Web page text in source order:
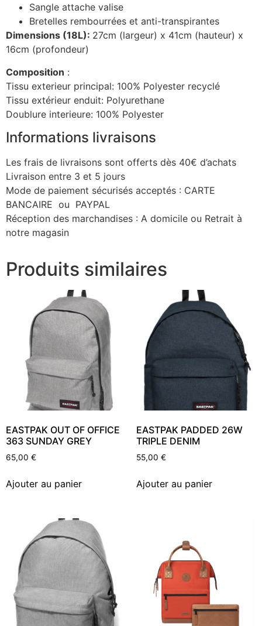
Sangle attache valise
Bretelles rembourrées et anti-transpirantes
Dimensions (18L): 27cm (largeur) x 41cm (hauteur) x
16cm (profondeur)
Composition :
Tissu exterieur principal: 100% Polyester recyclé
Tissu extérieur enduit: Polyurethane
Doublure interieure: 100% Polyester
Informations livraisons
Les frais de livraisons sont offerts dès 40€ d’achats
Livraison entre 3 et 5 jours
Mode de paiement sécurisés acceptés : CARTE
BANCAIRE ou PAYPAL
Réception des marchandises : A domicile ou Retrait à
notre magasin
Produits similaires
EASTPAK OUT OF OFFICE
363 SUNDAY GREY
65,00 €
Ajouter au panier
EASTPAK PADDED 26W
TRIPLE DENIM
55,00 €
Ajouter au panier